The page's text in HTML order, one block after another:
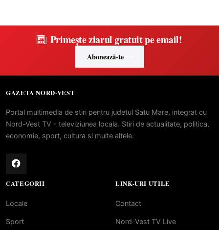
Primește ziarul gratuit pe email!
Abonează-te
GAZETA NORD-VEST
Portal multimedia de stiri pentru judetul Satu Mare, integrat cu
Nord-Vest TV - televiziunea locala. Stiri de actualitate, politica,
economie, sport, cultura si multe altele.
CATEGORII
Locale
Sport
LINK-URI UTILE
Contact
Nord-Vest TV Live